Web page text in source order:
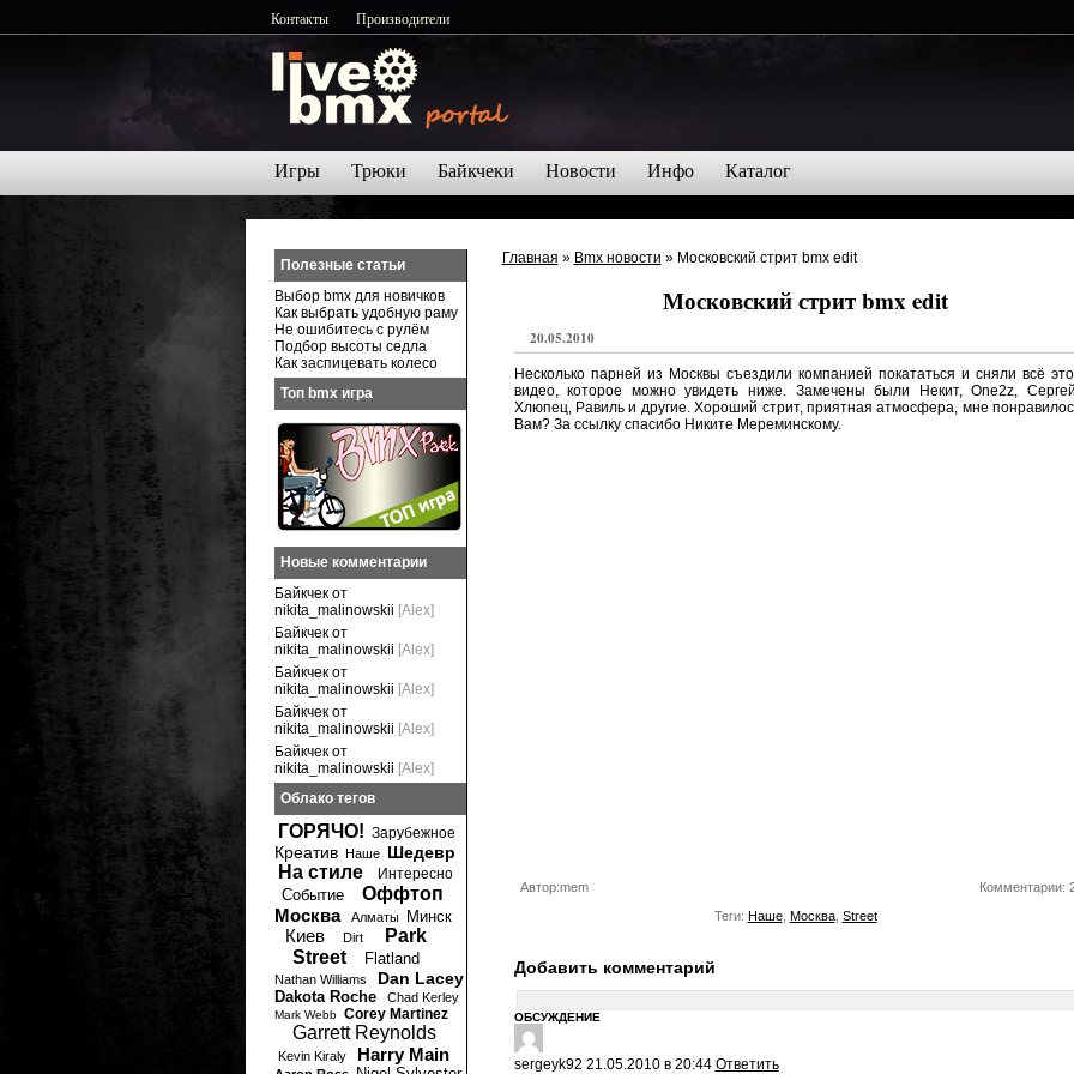
Контакты Производители
Игры Трюки Байкчеки Новости Инфо Каталог
Главная » Bmx новости » Московский стрит bmx edit
Московский стрит bmx edit
20.05.2010
Несколько парней из Москвы съездили компанией покататься и сняли всё
видео, которое можно увидеть ниже. Замечены были Некит, One2z,
Хлюпец, Равиль и другие. Хороший стрит, приятная атмосфера, мне
Вам? За ссылку спасибо Никите Мереминскому.
Автор:mem
Комментарии:
Теги: Наше, Москва, Street
Добавить комментарий
ОБСУЖДЕНИЕ
sergeyk92 21.05.2010 в 20:44 Ответить
Полезные статьи
Выбор bmx для новичков
Как выбрать удобную раму
Не ошибитесь с рулём
Подбор высоты седла
Как заспицевать колесо
Топ bmx игра
Новые комментарии
Байкчек от
nikita_malinowskii [Alex]
Байкчек от
nikita_malinowskii [Alex]
Байкчек от
nikita_malinowskii [Alex]
Байкчек от
nikita_malinowskii [Alex]
Байкчек от
nikita_malinowskii [Alex]
Облако тегов
ГОРЯЧО! Зарубежное
Креатив Наше Шедевр
На стиле Интересно
Событие
Оффтоп
Москва
Алматы Минск
Киев Dirt
Park
Street
Flatland
Nathan Williams Dan Lacey
Dakota Roche Chad Kerley
Mark Webb Corey Martinez
Garrett Reynolds
Kevin Kiraly Harry Main